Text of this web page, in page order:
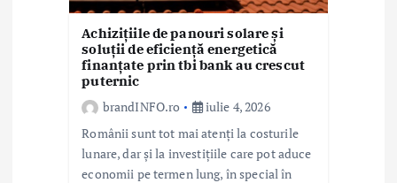
Achizițiile de panouri solare și
soluții de eficiență energetică
finanțate prin tbi bank au crescut
puternic
brandINFO.ro
iulie 4, 2026
Românii sunt tot mai atenți la costurile
lunare, dar și la investițiile care pot aduce
economii pe termen lung, în special în